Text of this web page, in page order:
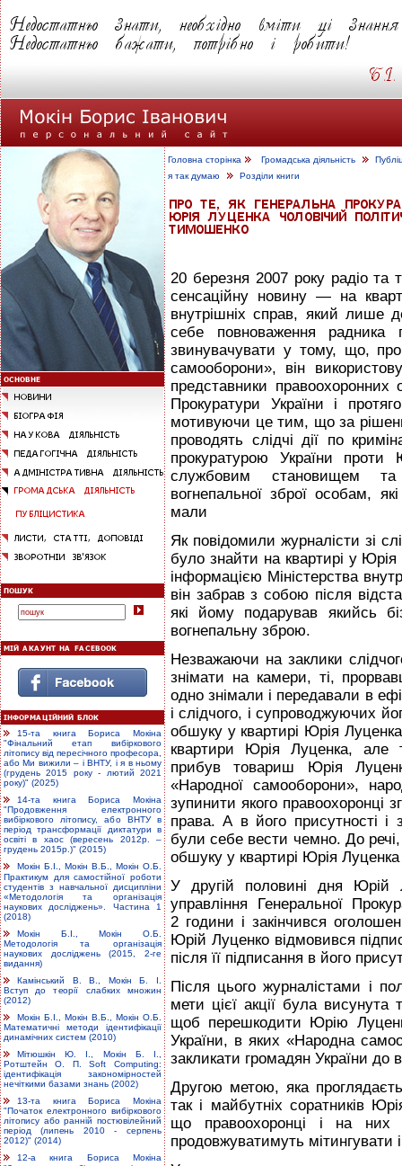
15-та книга Бориса Мокіна
"Фінальний етап вибіркового
літопису від пересічного професора,
або Ми вижили – і ВНТУ, і я в ньому
(грудень 2015 року - лютий 2021
року)" (2025)
14-та книга Бориса Мокіна
"Продовження електронного
вибіркового літопису, або ВНТУ в
період трансформації диктатури в
освіті в хаос (вересень 2012р. –
грудень 2015р.)" (2015)
Мокін Б.І., Мокін В.Б., Мокін О.Б.
Практикум для самостійної роботи
студентів з навчальної дисципліни
«Методологія та організація
наукових досліджень». Частина 1
(2018)
Мокін Б.І., Мокін О.Б.
Методологія та організація
наукових досліджень (2015, 2-ге
видання)
Камінський В. В., Мокін Б. І.
Вступ до теорії слабких множин
(2012)
Мокін Б.І., Мокін В.Б., Мокін О.Б.
Математичні методи ідентифікації
динамічних систем (2010)
Мітюшкін Ю. І., Мокін Б. І.,
Ротштейн О. П. Soft Computing:
ідентифікація закономірностей
нечіткими базами знань (2002)
13-та книга Бориса Мокіна
"Початок електронного вибіркового
літопису або ранній постювілейний
період (липень 2010 - серпень
2012)" (2014)
12-а книга Бориса Мокіна
Головна сторінка Громадська діяльність
я так думаю
Розділи книги
20 березня 2007 року радіо та
сенсаційну новину — на
внутрішніх справ, який лише
себе повноваження радника
звинувачувати у тому, що,
самооборони», він
представники правоохоронних
Прокуратури України і
мотивуючи це тим, що за
проводять слідчі дії по
прокуратурою України
службовим становищем та
вогнепальної зброї особам,
мали
Як повідомили журналісти зі
було знайти на квартирі у
інформацією Мiністерства
він забрав з собою після
які йому подарував якийсь
вогнепальну зброю.
Незважаючи на заклики
знімати на камери, ті,
одно знімали і передавали в
і слідчого, і супроводжуючих
обшуку у квартирі Юрія
квартири Юрія Луценка, але
прибув товариш Юрія
«Народної самооборони»,
зупинити якого правоохоронці
права. А в його присутності і
були себе вести чемно. До
обшуку у квартирі Юрія
У другій половині дня Юрій
управління Генеральної
2 години і закінчився
Юрій Луценко відмовився
після її підписання в його
Після цього журналістами і
мети цієї акції була
щоб перешкодити Юрію
України, в яких «Народна
закликати громадян України до
Другою метою, яка
так і майбутніх соратників
що правоохоронці і на них
продовжуватимуть мітингувати